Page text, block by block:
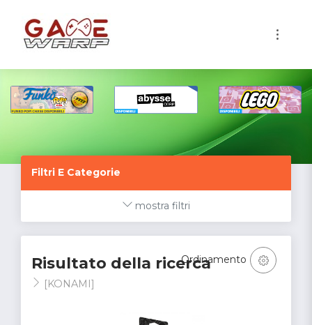
Filtri E Categorie
mostra filtri
Risultato della ricerca
[KONAMI]
Ordinamento